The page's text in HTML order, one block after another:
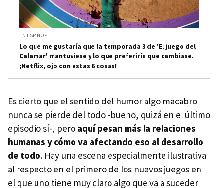
EN ESPINOF
Lo que me gustaría que la temporada 3 de 'El juego del
Calamar' mantuviese y lo que preferiría que cambiase.
¡Netflix, ojo con estas 6 cosas!
Es cierto que el sentido del humor algo macabro
nunca se pierde del todo -bueno, quizá en el último
episodio sí-, pero aquí pesan más la relaciones
humanas y cómo va afectando eso al desarrollo
de todo. Hay una escena especialmente ilustrativa
al respecto en el primero de los nuevos juegos en
el que uno tiene muy claro algo que va a suceder